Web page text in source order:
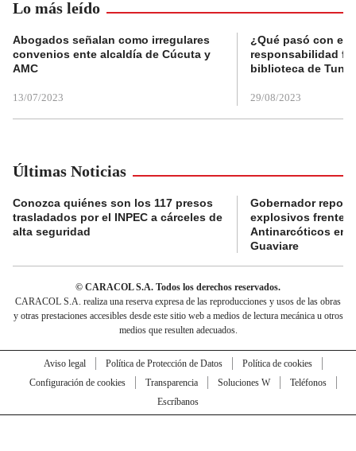
Lo más leído
Abogados señalan como irregulares
convenios ente alcaldía de Cúcuta y
AMC
13/07/2023
¿Qué pasó con el
responsabilidad
biblioteca de
29/08/2023
Últimas Noticias
Conozca quiénes son los 117 presos
trasladados por el INPEC a cárceles de
alta seguridad
Gobernador
explosivos frente a
Antinarcóticos en
Guaviare
© CARACOL S.A. Todos los derechos reservados.
CARACOL S.A. realiza una reserva expresa de las reproducciones y usos de las obras
y otras prestaciones accesibles desde este sitio web a medios de lectura mecánica u otros
medios que resulten adecuados.
Aviso legal Política de Protección de Datos
Política de cookies
Configuración de cookies
Transparencia Soluciones W
Teléfonos
Escríbanos